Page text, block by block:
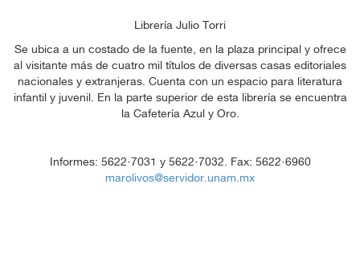
Librería Julio Torri
Se ubica a un costado de la fuente, en la plaza principal y ofrece
al visitante más de cuatro mil títulos de diversas casas editoriales
nacionales y extranjeras. Cuenta con un espacio para literatura
infantil y juvenil. En la parte superior de esta librería se encuentra
la Cafetería Azul y Oro.
Informes: 5622·7031 y 5622·7032. Fax: 5622·6960
marolivos@servidor.unam.mx